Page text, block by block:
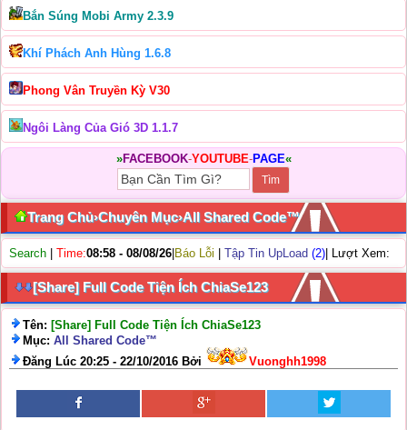
Bắn Súng Mobi Army 2.3.9
Khí Phách Anh Hùng 1.6.8
Phong Vân Truyền Kỳ V30
Ngôi Làng Của Gió 3D 1.1.7
»FACEBOOK-YOUTUBE-PAGE«
Trang Chủ›Chuyên Mục›All Shared Code™
Search Time:08:58 - 08/08/26 Báo Lỗi Tập Tin UpLoad (2) | Lượt Xem:
[Share] Full Code Tiện Ích ChiaSe123
Tên: [Share] Full Code Tiện Ích ChiaSe123
Mục: All Shared Code™
Đăng Lúc 20:25 - 22/10/2016 Bởi
Vuonghh1998